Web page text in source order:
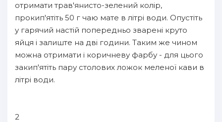
отримати трав'янисто-зелений колір,
прокип'ятіть 50 г чаю мате в літрі води. Опустіть
у гарячий настій попередньо зварені круто
яйця і залиште на дві години. Таким же чином
можна отримати і коричневу фарбу - для цього
закип'ятіть пару столових ложок меленої кави в
літрі води.
2